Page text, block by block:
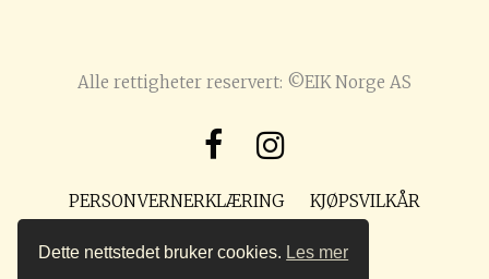
Alle rettigheter reservert: ©EIK Norge AS
PERSONVERNERKLÆRING KJØPSVILKÅR
POST@PREPPMAGASIN.NO
Dette nettstedet bruker cookies. Les mer